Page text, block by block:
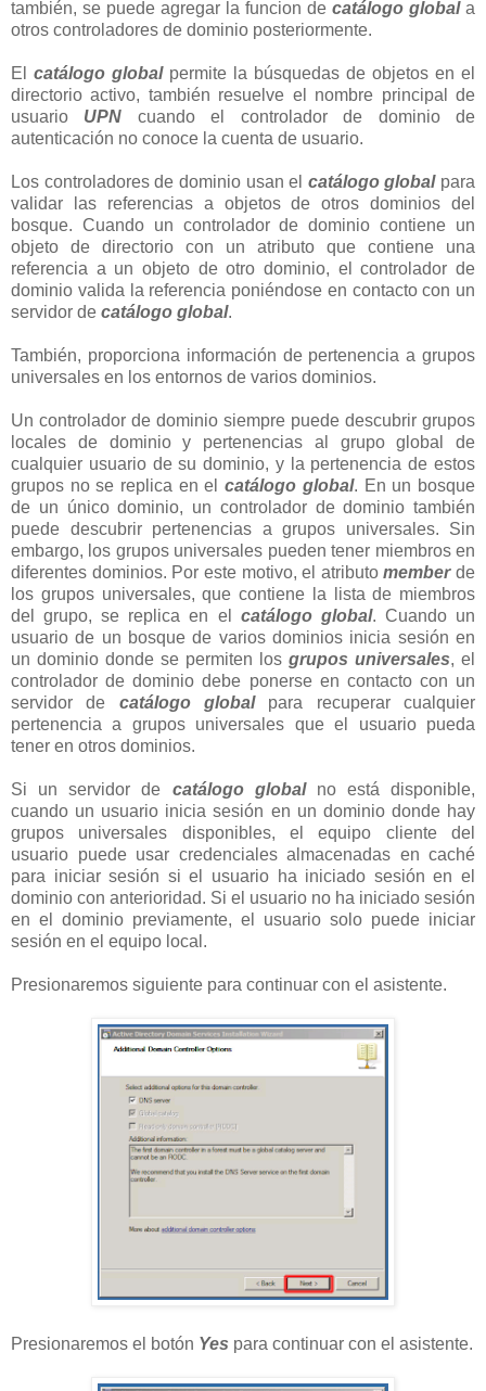
también, se puede agregar la funcion de catálogo globala
otros controladores de dominio posteriormente.
El catálogo globalpermite la búsquedas de objetos en el
directorio activo, también resuelve el nombre principal de
usuario UPN cuando el controlador de dominio de
autenticación no conoce la cuenta de usuario.
Los controladores de dominio usan el catálogo globalpara
validar las referencias a objetos de otros dominios del
bosque. Cuando un controlador de dominio contiene un
objeto de directorio con un atributo que contiene una
referencia a un objeto de otro dominio, el controlador de
dominio valida la referencia poniéndose en contacto con un
servidor de catálogo global.
También, proporciona información de pertenencia a grupos
universales en los entornos de varios dominios.
Un controlador de dominio siempre puede descubrir grupos
locales de dominio y pertenencias al grupo global de
cualquier usuario de su dominio, y la pertenencia de estos
grupos no se replica en elcatálogo global. En un bosque
de un único dominio, un controlador de dominio también
puede descubrir pertenencias a grupos universales. Sin
embargo, los grupos universales pueden tener miembros en
diferentes dominios. Por este motivo, el atributomemberde
los grupos universales, que contiene la lista de miembros
del grupo, se replica en el catálogo global. Cuando un
usuario de un bosque de varios dominios inicia sesión en
un dominio donde se permiten los grupos universales, el
controlador de dominio debe ponerse en contacto con un
servidor de catálogo globalpara recuperar cualquier
pertenencia a grupos universales que el usuario pueda
tener en otros dominios.
Si un servidor de catálogo globalno está disponible,
cuando un usuario inicia sesión en un dominio donde hay
grupos universales disponibles, el equipo cliente del
usuario puede usar credenciales almacenadas en caché
para iniciar sesión si el usuario ha iniciado sesión en el
dominio con anterioridad. Si el usuario no ha iniciado sesión
en el dominio previamente, el usuario solo puede iniciar
sesión en el equipo local.
Presionaremos siguiente para continuar con el asistente.
Presionaremos el botón Yes para continuar con el asistente.